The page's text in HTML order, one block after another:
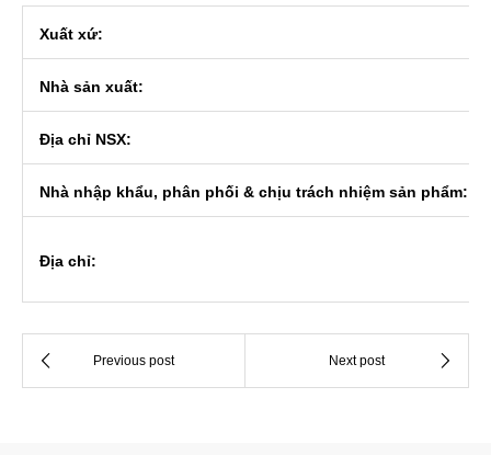
Xuất xứ:
Nhà sản xuất:
Địa chỉ NSX:
Nhà nhập khẩu, phân phối & chịu trách nhiệm sản phẩm:
Địa chỉ: